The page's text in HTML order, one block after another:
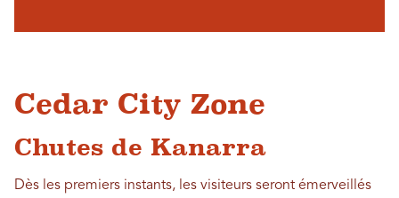
Cedar City Zone
Chutes de Kanarra
Dès les premiers instants, les visiteurs seront émerveillés